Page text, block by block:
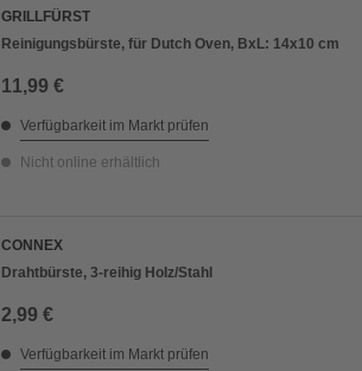
GRILLFÜRST
Reinigungsbürste, für Dutch Oven, BxL: 14x10 cm
11,99 €
Verfügbarkeit im Markt prüfen
Nicht online erhältlich
CONNEX
Drahtbürste, 3-reihig Holz/Stahl
2,99 €
Verfügbarkeit im Markt prüfen